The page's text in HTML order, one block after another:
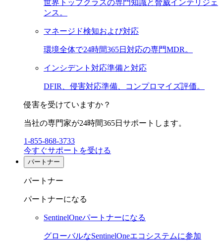
世界トップクラスの専門知識と脅威インテリジェ
ンス。
マネージド検知および対応
環境全体で24時間365日対応の専門MDR。
インシデント対応準備と対応
DFIR、侵害対応準備、コンプロマイズ評価。
侵害を受けていますか？
当社の専門家が24時間365日サポートします。
1-855-868-3733
今すぐサポートを受ける
パートナー
パートナー
パートナーになる
SentinelOneパートナーになる
グローバルなSentinelOneエコシステムに参加